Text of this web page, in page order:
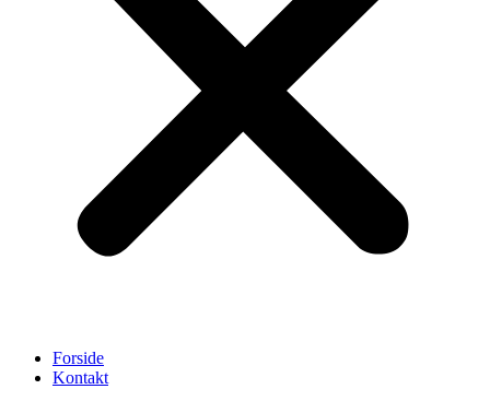
Forside
Kontakt